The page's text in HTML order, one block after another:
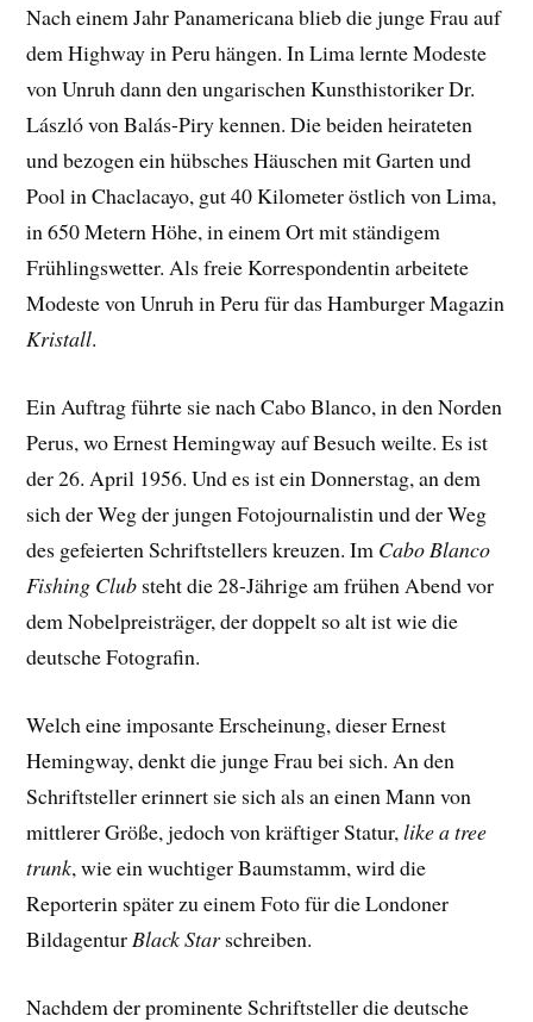
Nach einem Jahr Panamericana blieb die junge Frau auf
dem Highway in Peru hängen. In Lima lernte Modeste
von Unruh dann den ungarischen Kunsthistoriker Dr.
László von Balás-Piry kennen. Die beiden heirateten
und bezogen ein hübsches Häuschen mit Garten und
Pool in Chaclacayo, gut 40 Kilometer östlich von Lima,
in 650 Metern Höhe, in einem Ort mit ständigem
Frühlingswetter. Als freie Korrespondentin arbeitete
Modeste von Unruh in Peru für das Hamburger Magazin
Kristall.
Ein Auftrag führte sie nach Cabo Blanco, in den Norden
Perus, wo Ernest Hemingway auf Besuch weilte. Es ist
der 26. April 1956. Und es ist ein Donnerstag, an dem
sich der Weg der jungen Fotojournalistin und der Weg
des gefeierten Schriftstellers kreuzen. Im Cabo Blanco
Fishing Club steht die 28-Jährige am frühen Abend vor
dem Nobelpreisträger, der doppelt so alt ist wie die
deutsche Fotografin.
Welch eine imposante Erscheinung, dieser Ernest
Hemingway, denkt die junge Frau bei sich. An den
Schriftsteller erinnert sie sich als an einen Mann von
mittlerer Größe, jedoch von kräftiger Statur,like a tree
trunk, wie ein wuchtiger Baumstamm, wird die
Reporterin später zu einem Foto für die Londoner
BildagenturBlack Starschreiben.
Nachdem der prominente Schriftsteller die deutsche